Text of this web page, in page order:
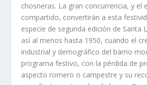
chosneras. La gran concurrencia, y el
compartido, convertirán a esta
especie de segunda edición de Santa
así­ al menos hasta 1950, cuando el
industrial y demográfico del barrio
programa festivo, con la pérdida de
aspecto romero o campestre y su